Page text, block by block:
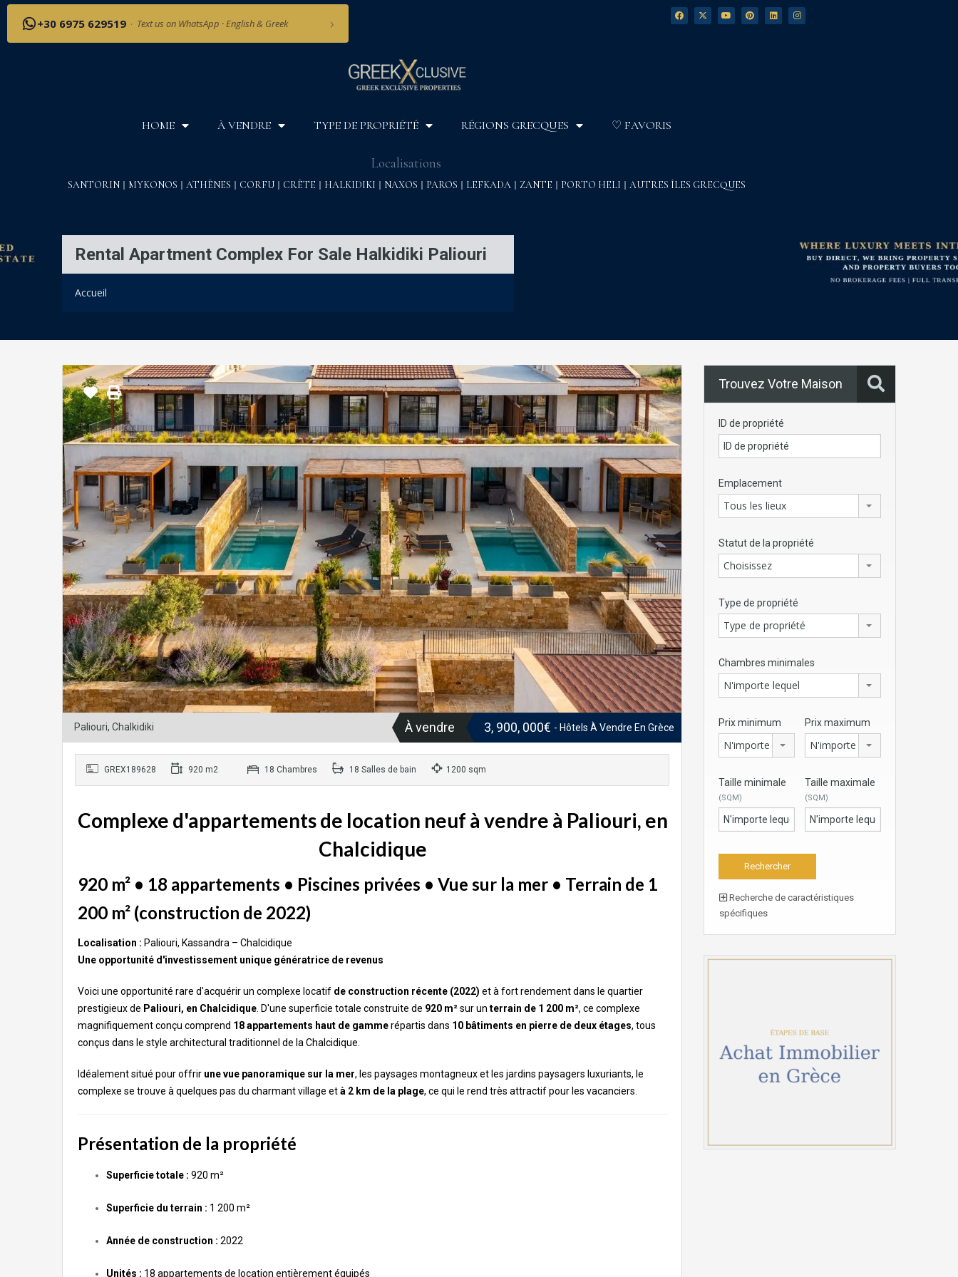
+30 6975 629519 · Text us on WhatsApp · English & Greek ›
HOME À VENDRE TYPE DE PROPRIÉTÉ RÉGIONS GRECQUES ♡ FAVORIS
Localisations
SANTORIN MYKONOS ATHÈNES CORFU CRÈTE HALKIDIKI NAXOS PAROS LEFKADA ZANTE PORTO HELI AUTRES ÎLES GRECQUES
Rental Apartment Complex For Sale Halkidiki Paliouri
Accueil
Paliouri, Chalkidiki À vendre 3, 900, 000€ - Hôtels À Vendre En Grèce
GREX189628 920 m2 18 Chambres 18 Salles de bain 1200 sqm
Complexe d'appartements de location neuf à vendre à Paliouri, en
Chalcidique
920 m² • 18 appartements • Piscines privées • Vue sur la mer • Terrain de 1
200 m² (construction de 2022)
Localisation : Paliouri, Kassandra – Chalcidique
Une opportunité d'investissement unique génératrice de revenus
Voici une opportunité rare d'acquérir un complexe locatif de construction récente (2022) et à fort rendement dans le quartier
prestigieux de Paliouri, en Chalcidique. D'une superficie totale construite de 920 m²sur un terrain de 1 200 m², ce complexe
magnifiquement conçu comprend 18 appartements haut de gammerépartis dans 10 bâtiments en pierre de deux étages, tous
conçus dans le style architectural traditionnel de la Chalcidique.
Idéalement situé pour offrir une vue panoramique sur la mer, les paysages montagneux et les jardins paysagers luxuriants, le
complexe se trouve à quelques pas du charmant village età 2 km de la plage, ce qui le rend très attractif pour les vacanciers.
Présentation de la propriété
Superficie totale : 920 m²
Superficie du terrain : 1 200 m²
Année de construction : 2022
Unités : 18 appartements de location entièrement équipés
Trouvez Votre Maison
ID de propriété
Emplacement
Tous les lieux
Statut de la propriété
Choisissez
Type de propriété
Type de propriété
Chambres minimales
N'importe lequel
Prix minimum
N'importe lequel
Prix maximum
N'importe lequel
Taille minimale
(SQM)
Taille maximale
(SQM)
Recherche de caractéristiques
spécifiques